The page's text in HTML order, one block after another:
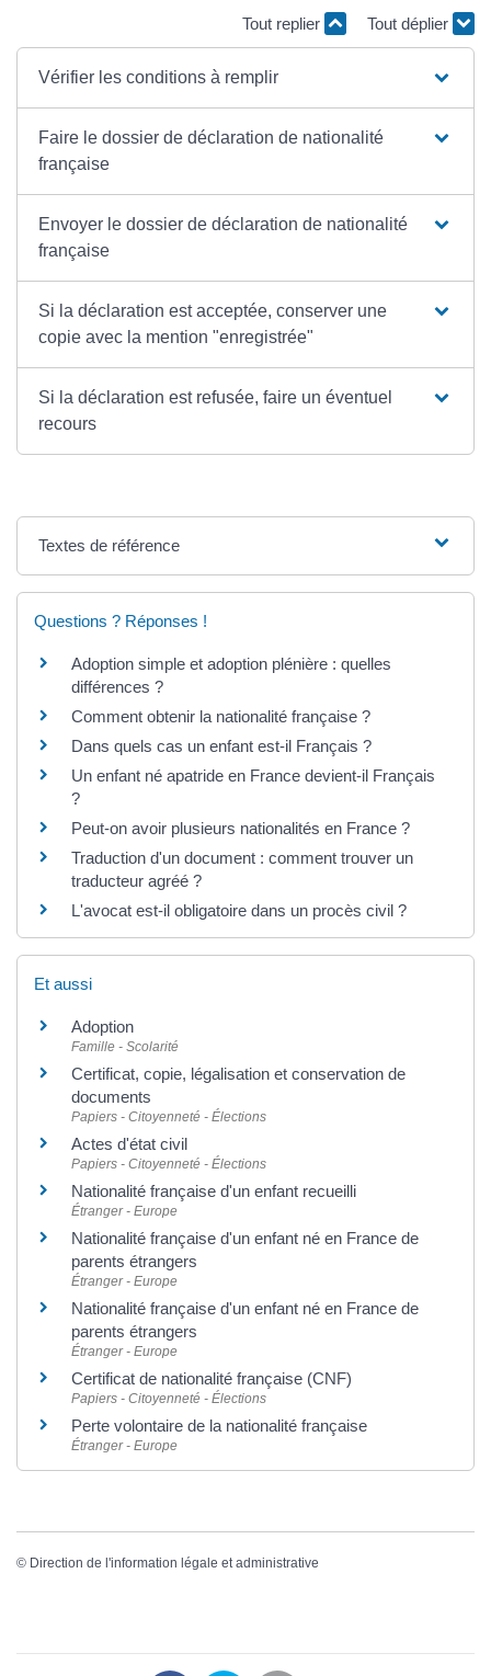
Tout replier
Tout déplier
Vérifier les conditions à remplir
Faire le dossier de déclaration de nationalité
française
Envoyer le dossier de déclaration de nationalité
française
Si la déclaration est acceptée, conserver une
copie avec la mention "enregistrée"
Si la déclaration est refusée, faire un éventuel
recours
Textes de référence
Questions ? Réponses !
Adoption simple et adoption plénière : quelles
différences ?
Comment obtenir la nationalité française ?
Dans quels cas un enfant est-il Français ?
Un enfant né apatride en France devient-il Français
?
Peut-on avoir plusieurs nationalités en France ?
Traduction d'un document : comment trouver un
traducteur agréé ?
L'avocat est-il obligatoire dans un procès civil ?
Et aussi
Adoption
Famille - Scolarité
Certificat, copie, légalisation et conservation de
documents
Papiers - Citoyenneté - Élections
Actes d'état civil
Papiers - Citoyenneté - Élections
Nationalité française d'un enfant recueilli
Étranger - Europe
Nationalité française d'un enfant né en France de
parents étrangers
Étranger - Europe
Nationalité française d'un enfant né en France de
parents étrangers
Étranger - Europe
Certificat de nationalité française (CNF)
Papiers - Citoyenneté - Élections
Perte volontaire de la nationalité française
Étranger - Europe
© Direction de l'information légale et administrative